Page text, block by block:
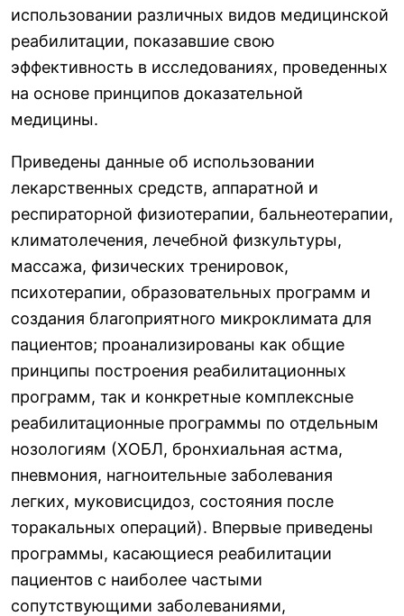
использовании различных видов медицинской
реабилитации, показавшие свою
эффективность в исследованиях, проведенных
на основе принципов доказательной
медицины.
Приведены данные об использовании
лекарственных средств, аппаратной и
респираторной физиотерапии, бальнеотерапии,
климатолечения, лечебной физкультуры,
массажа, физических тренировок,
психотерапии, образовательных программ и
создания благоприятного микроклимата для
пациентов; проанализированы как общие
принципы построения реабилитационных
программ, так и конкретные комплексные
реабилитационные программы по отдельным
нозологиям (ХОБЛ, бронхиальная астма,
пневмония, нагноительные заболевания
легких, муковисцидоз, состояния после
торакальных операций). Впервые приведены
программы, касающиеся реабилитации
пациентов с наиболее частыми
сопутствующими заболеваниями,